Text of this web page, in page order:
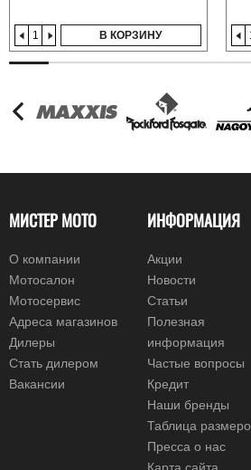
В КОРЗИНУ
МИСТЕР МОТО
О компании
Мотосалон
Мотосервис
Адреса магазинов
Дилеры
Стать дилером
Вакансии
ИНФОРМАЦИЯ
Акции
Новости
Статьи
Полезная
информация
Частые вопросы
Кредит
Наши бренды
Таблица
Пресса о нас
Карта сайта